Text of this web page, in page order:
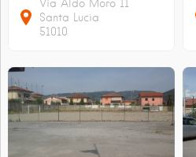
Via Aldo Moro 11
Santa Lucia
51010